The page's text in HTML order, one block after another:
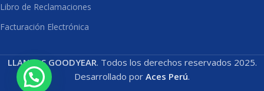
Libro de Reclamaciones
Facturación Electrónica
LLANTAS GOODYEAR. Todos los derechos reservados 2025.
Desarrollado por Aces Perú.